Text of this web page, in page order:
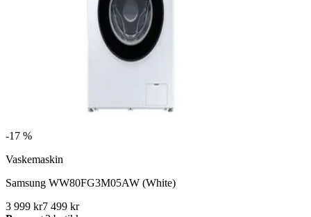
-17 %
Vaskemaskin
Samsung WW80FG3M05AW (White)
3 999 kr7 499 kr